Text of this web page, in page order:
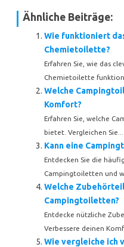
Ähnliche Beiträge:
Wie funktioniert
Chemietoilette?
Erfahren Sie, wie das
Chemietoilette
Welche
Komfort?
Erfahren Sie, welche
bietet. Vergleichen Sie...
Kann eine
Entdecken Sie die
Campingtoiletten und
Welche
Campingtoiletten?
Entdecke nützliche
Verbessere deinen
Wie vergleiche ich